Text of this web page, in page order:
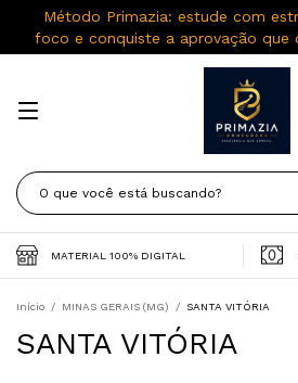
Método Primazia: estude com
foco e conquiste a aprovação que
MATERIAL 100% DIGITAL
Início / MINAS GERAIS (MG) / SANTA VITÓRIA
SANTA VITÓRIA